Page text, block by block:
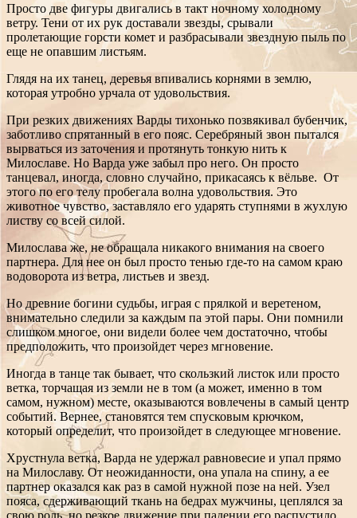
Просто две фигуры двигались в такт ночному холодному
ветру. Тени от их рук доставали звезды, срывали
пролетающие горсти комет и разбрасывали звездную пыль по
еще не опавшим листьям.
Глядя на их танец, деревья впивались корнями в землю,
которая утробно урчала от удовольствия.
При резких движениях Варды тихонько позвякивал бубенчик,
заботливо спрятанный в его пояс. Серебряный звон пытался
вырваться из заточения и протянуть тонкую нить к
Милославе. Но Варда уже забыл про него. Он просто
танцевал, иногда, словно случайно, прикасаясь к вёльве. От
этого по его телу пробегала волна удовольствия. Это
животное чувство, заставляло его ударять ступнями в жухлую
листву со всей силой.
Милослава же, не обращала никакого внимания на своего
партнера. Для нее он был просто тенью где-то на самом краю
водоворота из ветра, листьев и звезд.
Но древние богини судьбы, играя с прялкой и веретеном,
внимательно следили за каждым па этой пары. Они помнили
слишком многое, они видели более чем достаточно, чтобы
предположить, что произойдет через мгновение.
Иногда в танце так бывает, что скользкий листок или просто
ветка, торчащая из земли не в том (а может, именно в том
самом, нужном) месте, оказываются вовлечены в самый центр
событий. Вернее, становятся тем спусковым крючком,
который определит, что произойдет в следующее мгновение.
Хрустнула ветка, Варда не удержал равновесие и упал прямо
на Милославу. От неожиданности, она упала на спину, а ее
партнер оказался как раз в самой нужной позе на ней. Узел
пояса, сдерживающий ткань на бедрах мужчины, цеплялся за
свою роль, но резкое движение при падении его распустило,